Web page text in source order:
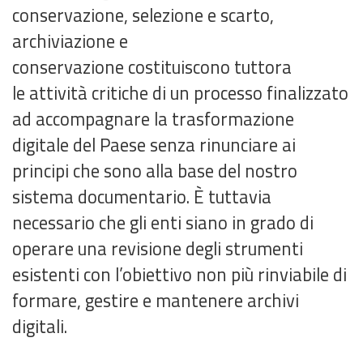
conservazione, selezione e scarto,
archiviazione e
conservazione costituiscono tuttora
le attività critiche di un processo finalizzato
ad accompagnare la trasformazione
digitale del Paese senza rinunciare ai
principi che sono alla base del nostro
sistema documentario. È tuttavia
necessario che gli enti siano in grado di
operare una revisione degli strumenti
esistenti con l’obiettivo non più rinviabile di
formare, gestire e mantenere archivi
digitali.